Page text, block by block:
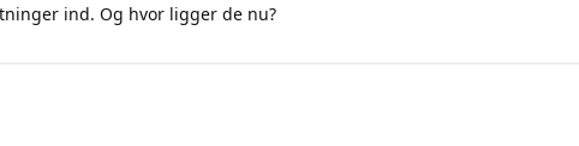
ind. Og hvor ligger de nu?